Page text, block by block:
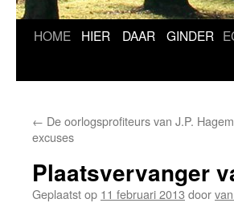
HOME HIER DAAR GINDER
← De oorlogsprofiteurs van J.P.
excuses
Plaatsvervanger
Geplaatst op 11 februari 2013 door